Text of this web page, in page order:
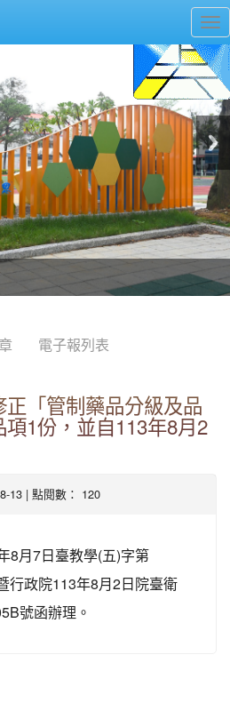
源
源
的中廊
的中廊
電子報列表
「管制藥品分級及品
1份，並自113年8月2
13 | 點閱數： 120
8月7日臺教學(五)字第
行政院113年8月2日院臺衛
號函辦理。